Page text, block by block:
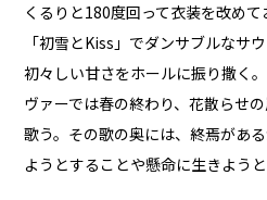
くるりと180度回って衣装を改め
「初雪とKiss」でダンサブルなサ
初々しい甘さをホールに振り撒く
ヴァーでは春の終わり、花散らせ
歌う。その歌の奥には、終焉があ
ようとすることや懸命に生きよう